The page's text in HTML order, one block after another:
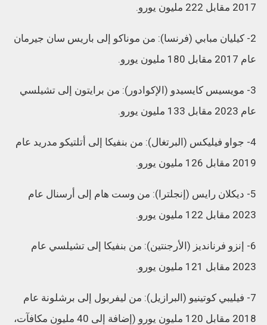
2017 مقابل 222 مليون يورو.
2- كيليان مبابي (فرنسا): من موناكو إلى باريس سان جيرمان
عام 2017 مقابل 180 مليون يورو.
3- مويسيس كايسيدو (الإكوادور): من برايتون إلى تشيلسي
عام 2023 مقابل 133 مليون يورو.
4- جواو فيليكس (البرتغال): من بنفيكا إلى أتلتيكو مدريد عام
2019 مقابل 126 مليون يورو.
5- ديكلان رايس (إنجلترا): من وست هام إلى أرسنال عام
2023 مقابل 122 مليون يورو.
6- إنزو فرنانديز (الأرجنتين): من بنفيكا إلى تشيلسي عام
2023 مقابل 121 مليون يورو.
7- فيليبي كوتينيو (البرازيل): من ليفربول إلى برشلونة عام
2018 مقابل 120 مليون يورو (إضافة إلى 40 مليون مكافآت،